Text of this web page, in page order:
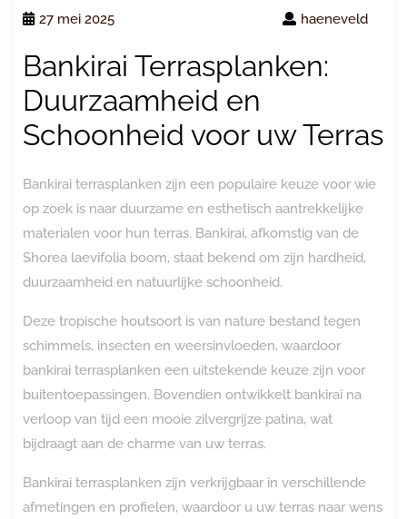
27 mei 2025 haeneveld
Bankirai Terrasplanken:
Duurzaamheid en
Schoonheid voor uw Terras
Bankirai terrasplanken zijn een populaire keuze voor wie
op zoek is naar duurzame en esthetisch aantrekkelijke
materialen voor hun terras. Bankirai, afkomstig van de
Shorea laevifolia boom, staat bekend om zijn hardheid,
duurzaamheid en natuurlijke schoonheid.
Deze tropische houtsoort is van nature bestand tegen
schimmels, insecten en weersinvloeden, waardoor
bankirai terrasplanken een uitstekende keuze zijn voor
buitentoepassingen. Bovendien ontwikkelt bankirai na
verloop van tijd een mooie zilvergrijze patina, wat
bijdraagt aan de charme van uw terras.
Bankirai terrasplanken zijn verkrijgbaar in verschillende
afmetingen en profielen, waardoor u uw terras naar wens